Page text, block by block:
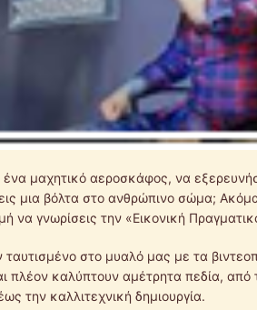
μαχητικό αεροσκάφος, να
μια βόλτα στο ανθρώπινο σώμα;
να γνωρίσεις την «Εικονική
ταυτισμένο στο μυαλό μας με τα
πλέον καλύπτουν αμέτρητα πεδία, από
την καλλιτεχνική δημιουργία.